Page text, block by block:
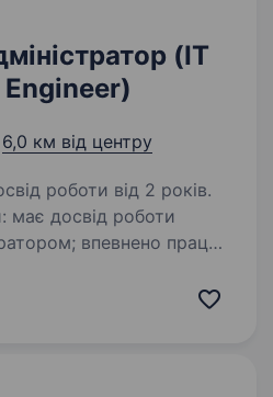
(IT
6,0 км від центру
роботи від 2 років.
працює
(VMware vSphere /